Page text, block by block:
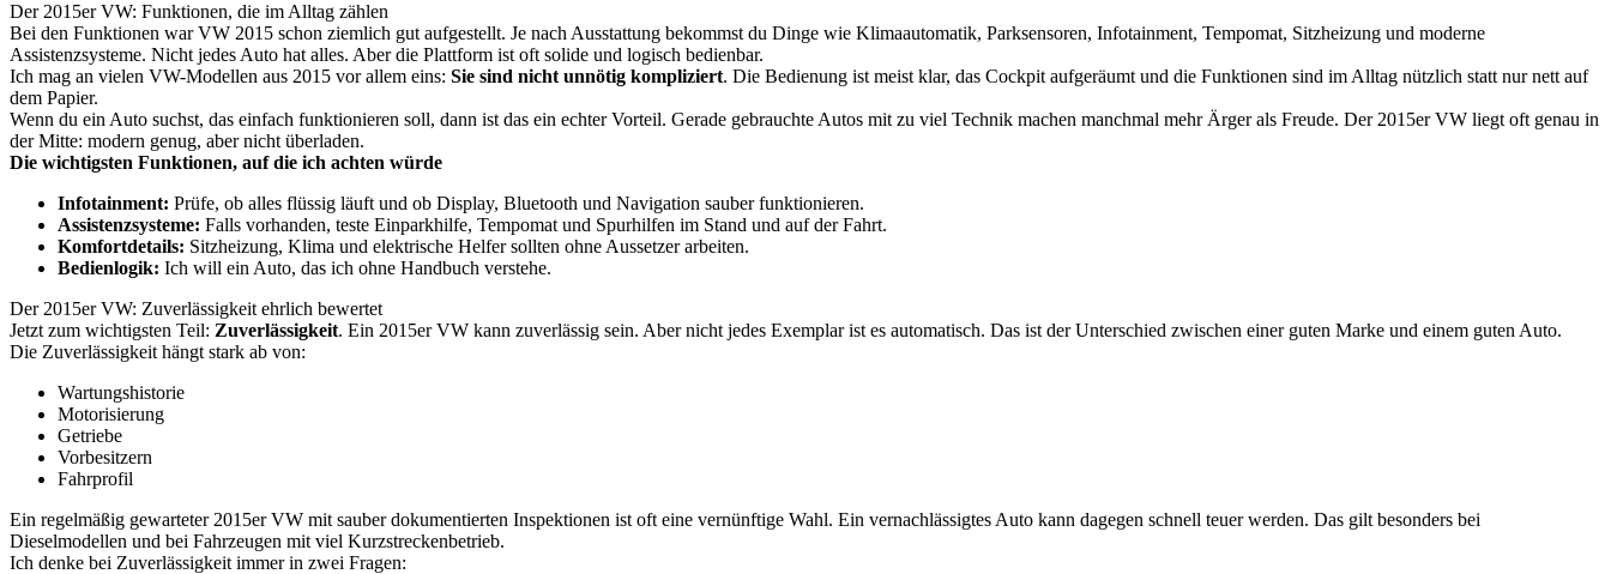
Der 2015er VW: Funktionen, die im Alltag zählen
Bei den Funktionen war VW 2015 schon ziemlich gut aufgestellt. Je nach Ausstattung bekommst du Dinge wie Klimaautomatik, Parksensoren, Infotainment, Tempomat, Sitzheizung und moderne
Assistenzsysteme. Nicht jedes Auto hat alles. Aber die Plattform ist oft solide und logisch bedienbar.
Ich mag an vielen VW-Modellen aus 2015 vor allem eins: Sie sind nicht unnötig kompliziert. Die Bedienung ist meist klar, das Cockpit aufgeräumt und die Funktionen sind im Alltag nützlich statt nur nett auf
dem Papier.
Wenn du ein Auto suchst, das einfach funktionieren soll, dann ist das ein echter Vorteil. Gerade gebrauchte Autos mit zu viel Technik machen manchmal mehr Ärger als Freude. Der 2015er VW liegt oft genau in
der Mitte: modern genug, aber nicht überladen.
Die wichtigsten Funktionen, auf die ich achten würde
Infotainment: Prüfe, ob alles flüssig läuft und ob Display, Bluetooth und Navigation sauber funktionieren.
Assistenzsysteme: Falls vorhanden, teste Einparkhilfe, Tempomat und Spurhilfen im Stand und auf der Fahrt.
Komfortdetails: Sitzheizung, Klima und elektrische Helfer sollten ohne Aussetzer arbeiten.
Bedienlogik: Ich will ein Auto, das ich ohne Handbuch verstehe.
Der 2015er VW: Zuverlässigkeit ehrlich bewertet
Jetzt zum wichtigsten Teil: Zuverlässigkeit. Ein 2015er VW kann zuverlässig sein. Aber nicht jedes Exemplar ist es automatisch. Das ist der Unterschied zwischen einer guten Marke und einem guten Auto.
Die Zuverlässigkeit hängt stark ab von:
Wartungshistorie
Motorisierung
Getriebe
Vorbesitzern
Fahrprofil
Ein regelmäßig gewarteter 2015er VW mit sauber dokumentierten Inspektionen ist oft eine vernünftige Wahl. Ein vernachlässigtes Auto kann dagegen schnell teuer werden. Das gilt besonders bei
Dieselmodellen und bei Fahrzeugen mit viel Kurzstreckenbetrieb.
Ich denke bei Zuverlässigkeit immer in zwei Fragen: